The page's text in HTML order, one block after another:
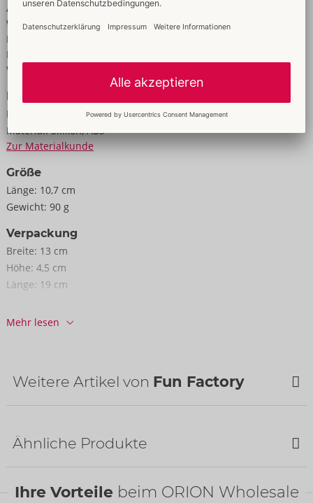
Aufladbar
Wasserdicht
Für Frauen
Mehrere Vibrationsmodi
Vibration
Daten
Farbe:
Material: Silikon, ABS
Zur Materialkunde
Größe
Länge: 10,7 cm
Gewicht: 90 g
Verpackung
Breite: 13 cm
Höhe: 4,5 cm
Länge: 19 cm
VE / Karton:
24
Zolltarifnummer: 90191010
Mehr lesen
Weitere Artikel von Fun Factory
Ähnliche Produkte
Ihre Vorteile beim ORION Wholesale